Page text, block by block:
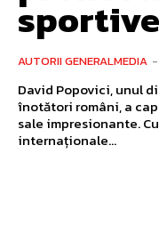
sportive
AUTORII GENERALMEDIA -
David Popovici, unul
înotători români, a
sale impresionante.
internaționale...